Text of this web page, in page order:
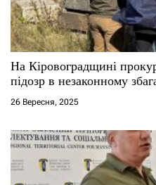
и
с
і
в
На Кіровоградщині
підозр в незаконному
26 Вересня, 2025